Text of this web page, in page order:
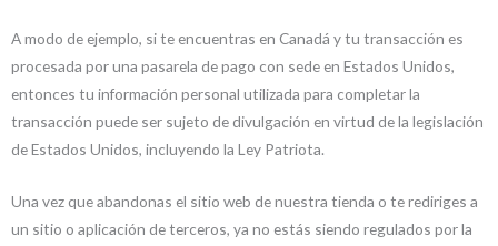
A modo de ejemplo, si te encuentras en Canadá y tu transacción es
procesada por una pasarela de pago con sede en Estados Unidos,
entonces tu información personal utilizada para completar la
transacción puede ser sujeto de divulgación en virtud de la legislación
de Estados Unidos, incluyendo la Ley Patriota.
Una vez que abandonas el sitio web de nuestra tienda o te rediriges a
un sitio o aplicación de terceros, ya no estás siendo regulados por la